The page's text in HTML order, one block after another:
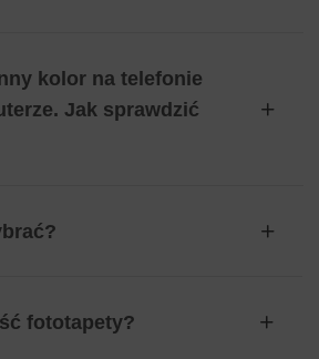
kolor na telefonie
Jak sprawdzić
fototapety?